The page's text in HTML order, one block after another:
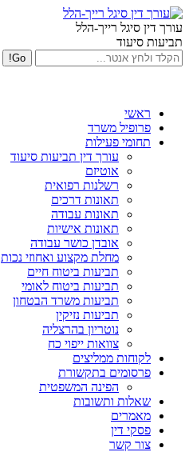
עורך דין סיגל רייך-הלל
תביעות סיעוד
ראשי
פרופיל משרד
תחומי פעילות
עורך דין תביעות סיעוד
אוטיזם
רשלנות רפואית
תאונות דרכים
תאונות עבודה
תאונות אישיות
אובדן כושר עבודה
מחלת מקצוע ואחוזי נכות
תביעות ביטוח חיים
תביעות ביטוח לאומי
תביעות משרד הבטחון
תביעות נזיקין
נוטריון בהרצליה
צוואות ייפוי כח
לקוחות ממליצים
פרסומים בתקשורת
הפינה המשפטית
שאלות ותשובות
מאמרים
פסקי דין
צור קשר